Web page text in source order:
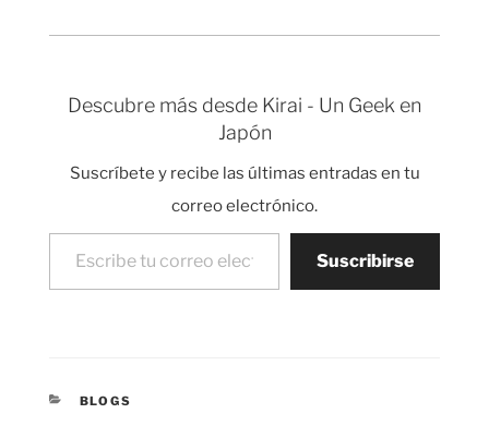
de…
40!. Mil gracias a todos
Descubre más desde Kirai - Un Geek en
Japón
Suscríbete y recibe las últimas entradas en tu
correo electrónico.
Escribe tu correo electrónico…
Suscribirse
CATEGORÍAS
BLOGS